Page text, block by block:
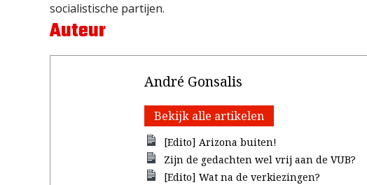
socialistische partijen.
Auteur
André Gonsalis
Bekijk alle artikelen
[Edito] Arizona buiten!
Zijn de gedachten wel vrij aan de VUB?
[Edito] Wat na de verkiezingen?